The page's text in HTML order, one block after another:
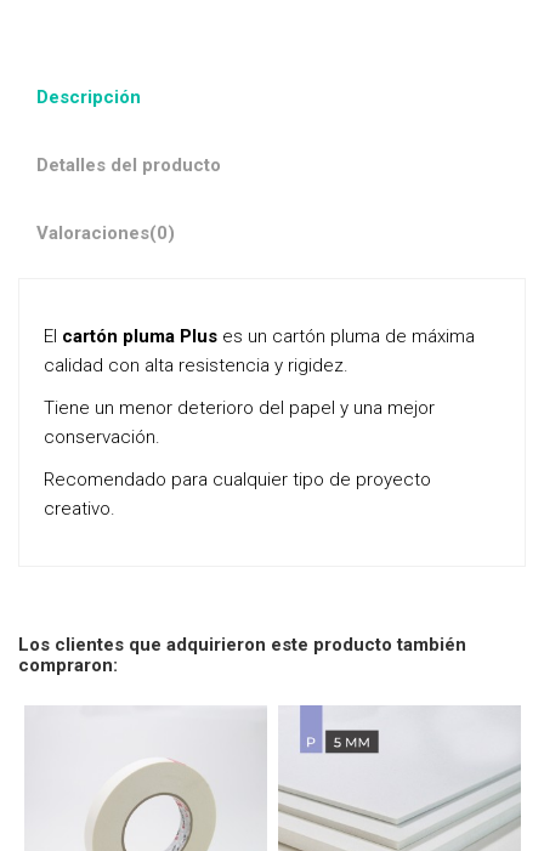
Descripción
Detalles del producto
Valoraciones(0)
El cartón pluma Plus es un cartón pluma de máxima
calidad con alta resistencia y rigidez.
Tiene un menor deterioro del papel y una mejor
conservación.
Recomendado para cualquier tipo de proyecto
creativo.
Los clientes que adquirieron este producto también
compraron: